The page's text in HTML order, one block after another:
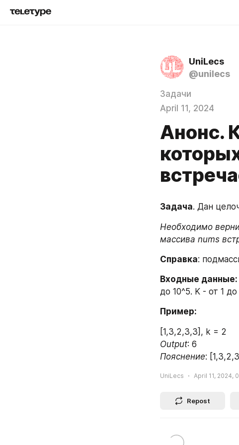
UniLecs
@unilecs
Задачи
April 11, 2024
Анонс.
Задача. Дан
Необходимо
массива nums
Справка:
Входные данные:
до 10^5. K - от 1 до
Пример:
[1,3,2,3,3], k = 2
Output: 6
Пояснение:
UniLecs April 11, 2024,
Repost